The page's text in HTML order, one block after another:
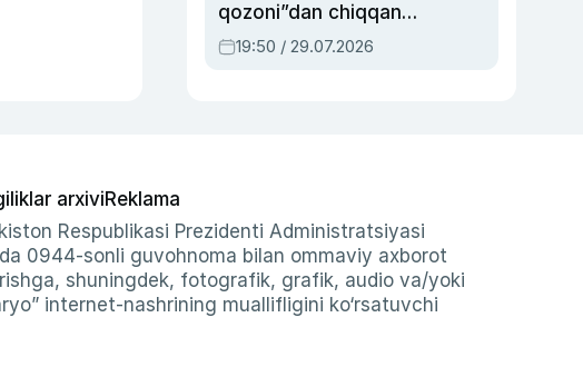
qozoni”dan chiqqan
qahramon — Ukraina
armiyasi bosh
19:50 / 29.07.2026
arxiviReklama
Respublikasi Prezidenti Administratsiyasi
0944-sonli guvohnoma bilan ommaviy axborot
shuningdek, fotografik, grafik, audio va/yoki
internet-nashrining muallifligini ko‘rsatuvchi